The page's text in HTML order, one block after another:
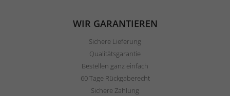
WIR GARANTIEREN
Sichere Lieferung
Qualitätsgarantie
Bestellen ganz einfach
60 Tage Rückgaberecht
Sichere Zahlung